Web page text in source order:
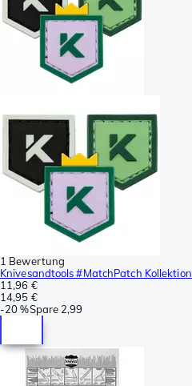
1 Bewertung
Knivesandtools #MatchPatch Kollektion
11,96 €
14,95 €
-20 %Spare 2,99